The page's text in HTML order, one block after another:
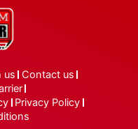
us Contact us
Privacy Policy